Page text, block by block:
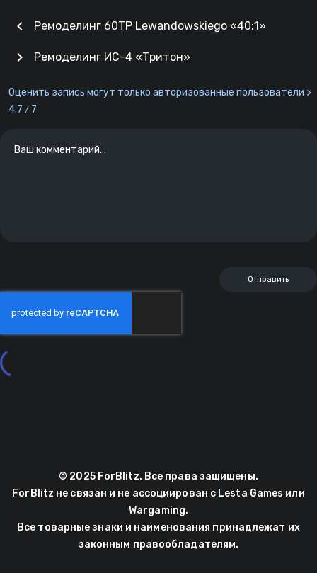
chevron_left Ремоделинг 60TP Lewandowskiego «40:1»
Ремоделинг ИС-4 «Тритон»
chevron_right
Оценить запись могут только авторизованные пользователи >
4.7 / 7
© 2025 ForBlitz. Все права защищены.
ForBlitz не связан и не ассоциирован с Lesta Games или
Wargaming.
Все товарные знаки и наименования принадлежат их
законным правообладателям.